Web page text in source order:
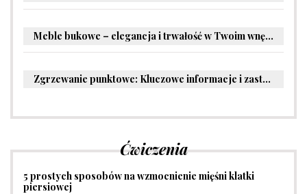
Meble bukowe – elegancja i trwałość w Twoim wnętrzu
Zgrzewanie punktowe: Kluczowe informacje i zastosowania w przemyśle
Ćwiczenia
5 prostych sposobów na wzmocnienie mięśni klatki
piersiowej